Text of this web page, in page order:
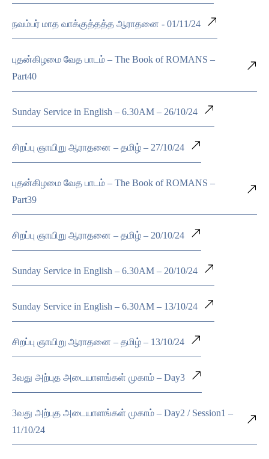
நவம்பர் மாத வாக்குத்தத்த ஆராதனை - 01/11/24
புதன்கிழமை வேத பாடம் – The Book of ROMANS –
Part40
Sunday Service in English – 6.30AM – 26/10/24
சிறப்பு ஞாயிறு ஆராதனை – தமிழ் – 27/10/24
புதன்கிழமை வேத பாடம் – The Book of ROMANS –
Part39
சிறப்பு ஞாயிறு ஆராதனை – தமிழ் – 20/10/24
Sunday Service in English – 6.30AM – 20/10/24
Sunday Service in English – 6.30AM – 13/10/24
சிறப்பு ஞாயிறு ஆராதனை – தமிழ் – 13/10/24
3வது அற்புத அடையாளங்கள் முகாம் – Day3
3வது அற்புத அடையாளங்கள் முகாம் – Day2 / Session1 –
11/10/24